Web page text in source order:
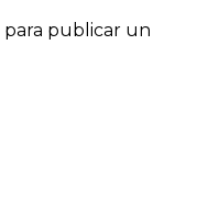
para publicar un